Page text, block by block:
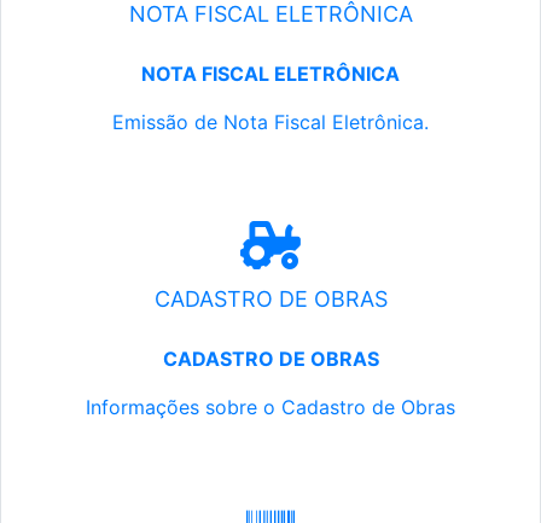
NOTA FISCAL ELETRÔNICA
NOTA FISCAL ELETRÔNICA
Emissão de Nota Fiscal Eletrônica.
CADASTRO DE OBRAS
CADASTRO DE OBRAS
Informações sobre o Cadastro de Obras